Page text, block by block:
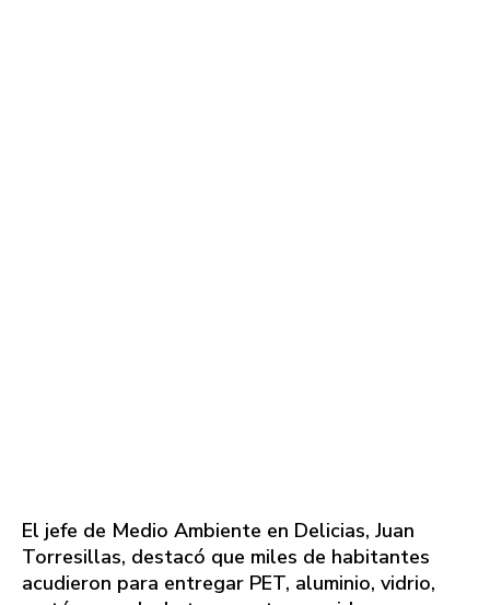
El jefe de Medio Ambiente en Delicias, Juan
Torresillas, destacó que miles de habitantes
acudieron para entregar PET, aluminio, vidrio,